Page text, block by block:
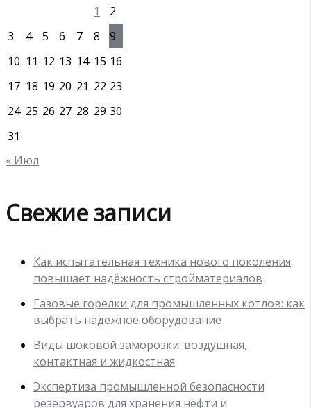
1
2
3
4 5 6 7 8
9
10 11 12 13 14 15 16
17 18 19 20 21 22 23
24 25 26 27 28 29 30
31
« Июл
Свежие записи
Как испытательная техника нового поколения
повышает надёжность стройматериалов
Газовые горелки для промышленных котлов: как
выбрать надежное оборудование
Виды шоковой заморозки: воздушная,
контактная и жидкостная
Экспертиза промышленной безопасности
резервуаров для хранения нефти и